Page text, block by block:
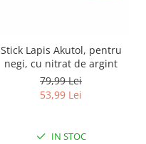
Stick Lapis Akutol, pentru
negi, cu nitrat de argint
79,99 Lei
53,99 Lei
IN STOC